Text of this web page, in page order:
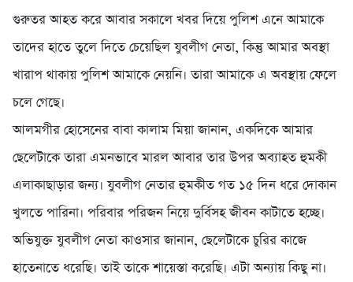
গুরুতর আহত করে আবার সকালে খবর দিয়ে পুলিশ এনে আমাকে
তাদের হাতে তুলে দিতে চেয়েছিল যুবলীগ নেতা, কিন্তু আমার অবস্থা
খারাপ থাকায় পুলিশ আমাকে নেয়নি। তারা আমাকে এ অবস্থায় ফেলে
চলে গেছে।
আলমগীর হোসেনের বাবা কালাম মিয়া জানান, একদিকে আমার
ছেলেটাকে তারা এমনভাবে মারল আবার তার উপর অব্যাহত হুমকী
এলাকাছাড়ার জন্য। যুবলীগ নেতার হুমকীত গত ১৫ দিন ধরে দোকান
খুলতে পারিনা। পরিবার পরিজন নিয়ে দুর্বিসহ জীবন কাটাতে হচ্ছে।
অভিযুক্ত যুবলীগ নেতা কাওসার জানান, ছেলেটাকে চুরির কাজে
হাতেনাতে ধরেছি। তাই তাকে শায়েস্তা করেছি। এটা অন্যায় কিছু না।